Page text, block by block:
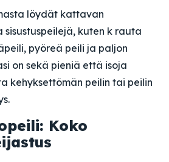
löydät kattavan
sisustuspeilejä, kuten k rauta
pyöreä peili ja paljon
on sekä pieniä että isoja
kehyksettömän peilin tai peilin
Koko